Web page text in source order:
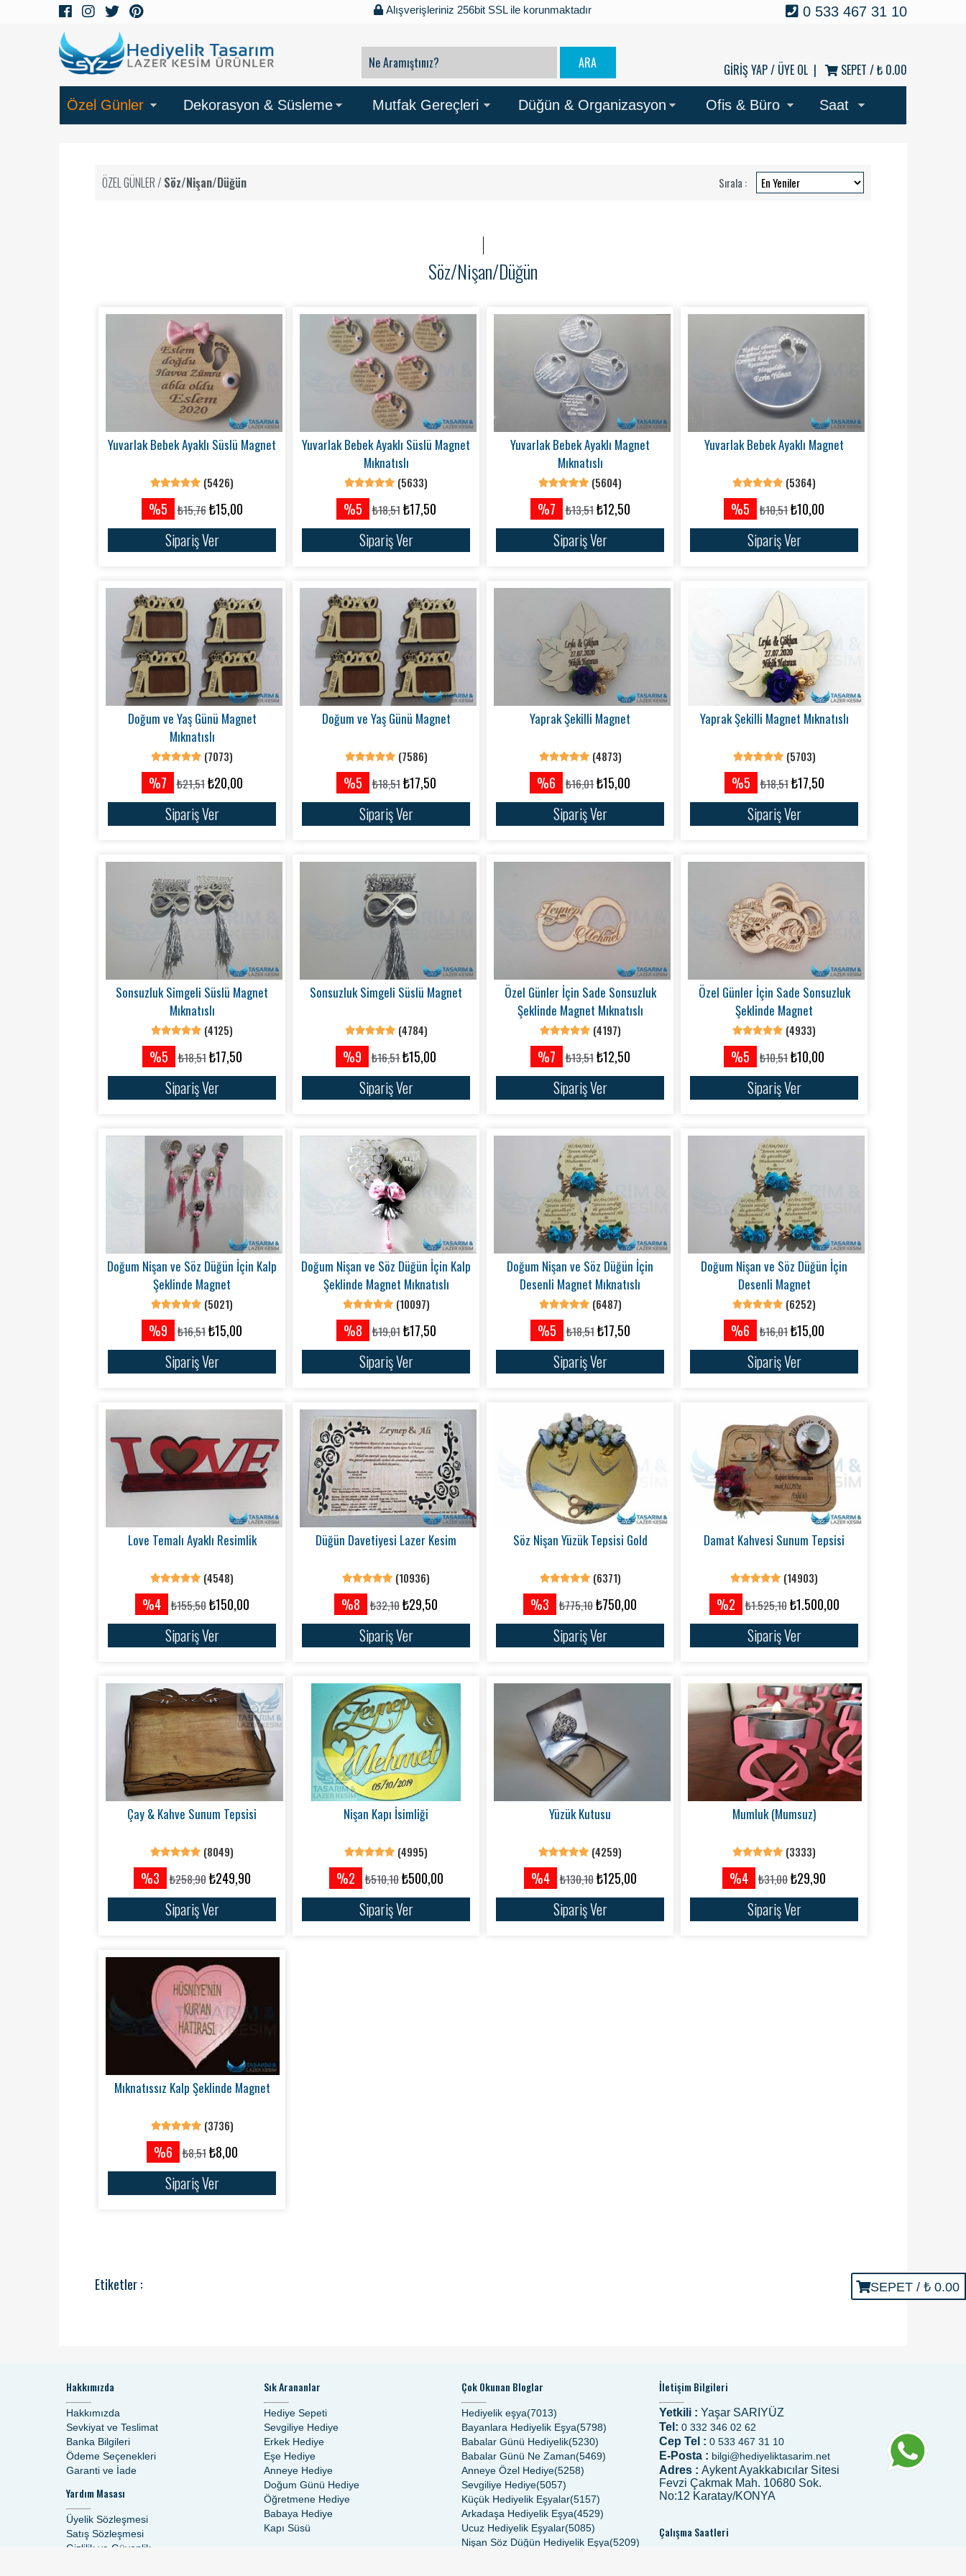
Alışverişleriniz 256bit SSL ile korunmaktadır 0 533 467 31 10
GİRİŞ YAP / ÜYE OL | SEPET /₺ 0.00
Özel Günler Dekorasyon & Süsleme Mutfak Gereçleri Düğün & Organizasyon Ofis & Büro Saat
SEPET / ₺ 0.00
ÖZEL GÜNLER/ Söz/Nişan/Düğün Sırala :
Söz/Nişan/Düğün
Yuvarlak Bebek Ayaklı Süslü Magnet
(5426)
%5 ₺15,76₺15,00
Sipariş Ver
Yuvarlak Bebek Ayaklı Süslü Magnet
Mıknatıslı
(5633)
%5 ₺18,51₺17,50
Sipariş Ver
Yuvarlak Bebek Ayaklı Magnet
Mıknatıslı
(5604)
%7 ₺13,51₺12,50
Sipariş Ver
Yuvarlak Bebek Ayaklı Magnet
(5364)
%5 ₺10,51₺10,00
Sipariş Ver
Doğum ve Yaş Günü Magnet
Mıknatıslı
(7073)
%7 ₺21,51₺20,00
Sipariş Ver
Doğum ve Yaş Günü Magnet
(7586)
%5 ₺18,51₺17,50
Sipariş Ver
Yaprak Şekilli Magnet
(4873)
%6 ₺16,01₺15,00
Sipariş Ver
Yaprak Şekilli Magnet Mıknatıslı
(5703)
%5 ₺18,51₺17,50
Sipariş Ver
Sonsuzluk Simgeli Süslü Magnet
Mıknatıslı
(4125)
%5 ₺18,51₺17,50
Sipariş Ver
Sonsuzluk Simgeli Süslü Magnet
(4784)
%9 ₺16,51₺15,00
Sipariş Ver
Özel Günler İçin Sade Sonsuzluk
Şeklinde Magnet Mıknatıslı
(4197)
%7 ₺13,51₺12,50
Sipariş Ver
Özel Günler İçin Sade Sonsuzluk
Şeklinde Magnet
(4933)
%5 ₺10,51₺10,00
Sipariş Ver
Doğum Nişan ve Söz Düğün İçin Kalp
Şeklinde Magnet
(5021)
%9 ₺16,51₺15,00
Sipariş Ver
Doğum Nişan ve Söz Düğün İçin Kalp
Şeklinde Magnet Mıknatıslı
(10097)
%8 ₺19,01₺17,50
Sipariş Ver
Doğum Nişan ve Söz Düğün İçin
Desenli Magnet Mıknatıslı
(6487)
%5 ₺18,51₺17,50
Sipariş Ver
Doğum Nişan ve Söz Düğün İçin
Desenli Magnet
(6252)
%6 ₺16,01₺15,00
Sipariş Ver
Love Temalı Ayaklı Resimlik
(4548)
%4 ₺155,50₺150,00
Sipariş Ver
Düğün Davetiyesi Lazer Kesim
(10936)
%8 ₺32,10₺29,50
Sipariş Ver
Söz Nişan Yüzük Tepsisi Gold
(6371)
%3 ₺775,10₺750,00
Sipariş Ver
Damat Kahvesi Sunum Tepsisi
(14903)
%2 ₺1.525,10₺1.500,00
Sipariş Ver
Çay & Kahve Sunum Tepsisi
(8049)
%3 ₺258,90₺249,90
Sipariş Ver
Nişan Kapı İsimliği
(4995)
%2 ₺510,10₺500,00
Sipariş Ver
Yüzük Kutusu
(4259)
%4 ₺130,10₺125,00
Sipariş Ver
Mumluk (Mumsuz)
(3333)
%4 ₺31,00₺29,90
Sipariş Ver
Mıknatıssız Kalp Şeklinde Magnet
(3736)
%6 ₺8,51₺8,00
Sipariş Ver
Etiketler :
Hakkımızda
Hakkımızda
Sevkiyat ve Teslimat
Banka Bilgileri
Ödeme Seçenekleri
Garanti ve İade
Yardım Masası
Üyelik Sözleşmesi
Satış Sözleşmesi
Gizlilik ve Güvenlik
Sık Arananlar
Hediye Sepeti
Sevgiliye Hediye
Erkek Hediye
Eşe Hediye
Anneye Hediye
Doğum Günü Hediye
Öğretmene Hediye
Babaya Hediye
Kapı Süsü
Çok Okunan Bloglar
Hediyelik eşya(7013)
Bayanlara Hediyelik Eşya(5798)
Babalar Günü Hediyelik(5230)
Babalar Günü Ne Zaman(5469)
Anneye Özel Hediye(5258)
Sevgiliye Hediye(5057)
Küçük Hediyelik Eşyalar(5157)
Arkadaşa Hediyelik Eşya(4529)
Ucuz Hediyelik Eşyalar(5085)
Nişan Söz Düğün Hediyelik Eşya(5209)
İletişim Bilgileri
Yetkili : Yaşar SARIYÜZ
Tel: 0 332 346 02 62
Cep Tel : 0 533 467 31 10
E-Posta : bilgi@hediyeliktasarim.net
Adres : Aykent Ayakkabıcılar Sitesi
Fevzi Çakmak Mah. 10680 Sok.
No:12 Karatay/KONYA
Çalışma Saatleri